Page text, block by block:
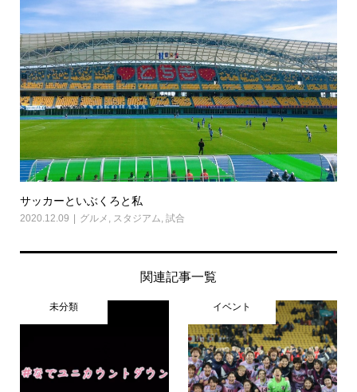
サッカーといぶくろと私
2020.12.09 グルメ , スタジアム, 試合
関連記事一覧
未分類 イベント